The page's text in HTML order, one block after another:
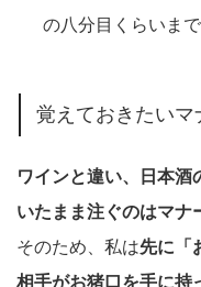
の八分目くらいま
覚えておきたいマ
ワインと違い、日本酒
いたまま注ぐのはマナ
そのため、私は先に「
相手がお猪口を手に持